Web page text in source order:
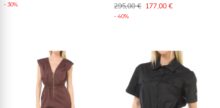
- 30%
295,00 € 177,00 €
- 40%